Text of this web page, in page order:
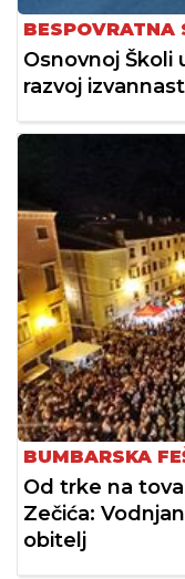
BESPOVRATNA
Osnovnoj Školi
razvoj
BUMBARSKA
Od trke na
Zečića:
obitelj